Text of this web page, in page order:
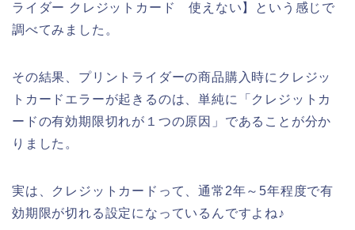
ライダー クレジットカード 使えない】という感じで
調べてみました。
その結果、プリントライダーの商品購入時にクレジッ
トカードエラーが起きるのは、単純に「クレジットカ
ードの有効期限切れが１つの原因」であることが分か
りました。
実は、クレジットカードって、通常2年～5年程度で有
効期限が切れる設定になっているんですよね♪